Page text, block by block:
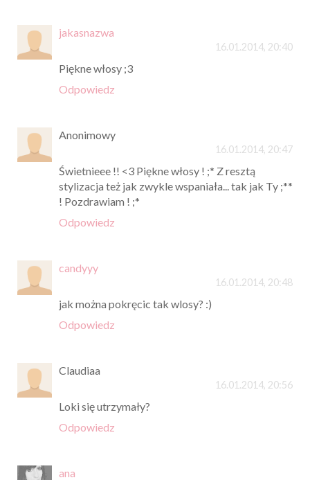
jakasnazwa
16.01.2014, 20:40
Piękne włosy ;3
Odpowiedz
Anonimowy
16.01.2014, 20:47
Świetnieee !! <3 Piękne włosy ! ;* Z resztą
stylizacja też jak zwykle wspaniała... tak jak Ty ;**
! Pozdrawiam ! ;*
Odpowiedz
candyyy
16.01.2014, 20:48
jak można pokręcic tak wlosy? :)
Odpowiedz
Claudiaa
16.01.2014, 20:56
Loki się utrzymały?
Odpowiedz
ana